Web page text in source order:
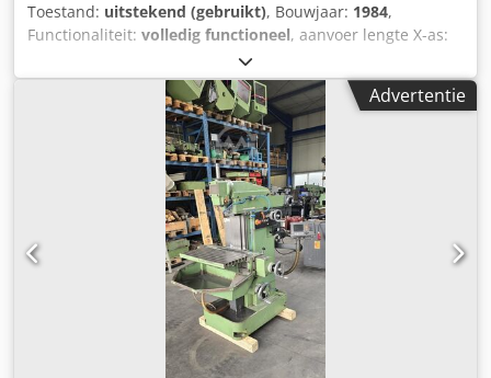
Toestand: uitstekend (gebruikt), Bouwjaar: 1984,
Functionaliteit: volledig functioneel, aanvoer lengte X-as:
, voedingslengte Y-as:
as:400 mm, DECKEL FP4M Universele freesmachine (1984)
Serienummer: 2203-1545 Besturing: HEIDENHAIN POSITIP
855 Verplaatsingsbereiken: X-as: 500 mm Y-as: 400 mm Z-
as: 400 mm Snelle verplaatsing: 1300 mm/min. Voeding: 8
– 630 mm/min Tafelafmetingen: ca. 800 x 460 mm
Djdpszmhlfsfx Aggokr Max. tafellast: ca. 600 kg
Spindeltoerentalbereik: 50 - 2500 omw/min
Gereedschapshouder: SK40 Zonder machinebankschroef.
Advertentie